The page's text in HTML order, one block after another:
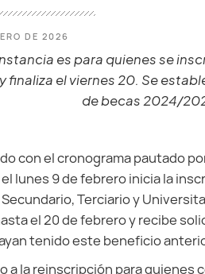
DE 2026
es para quienes se
finaliza el viernes 20. Se
de becas 2024/
con el cronograma pautado
lunes 9 de febrero inicia la
Terciario y
el 20 de febrero y recibe
tenido este beneficio
a la reinscripción para quienes